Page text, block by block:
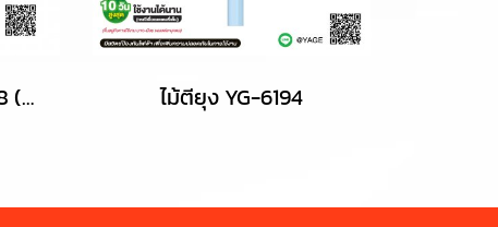
ไฟฉายคาดหัว YG-5028 (แสงขาว / แสงเหลือง) ไม้ตียุง YG-6194